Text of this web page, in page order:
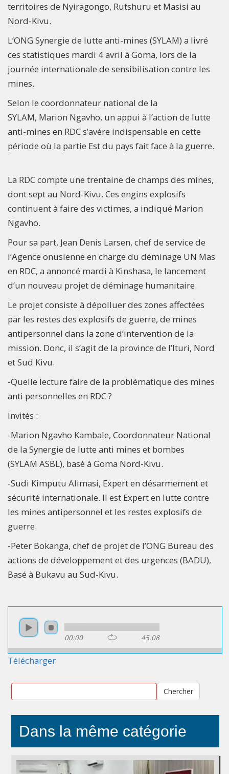
territoires de Nyiragongo, Rutshuru et Masisi au
Nord-Kivu.
L’ONG Synergie de lutte anti-mines (SYLAM) a livré
ces statistiques mardi 4 avril à Goma, lors de la
journée internationale de sensibilisation contre les
mines.
Selon le coordonnateur national de la
SYLAM, Marion Ngavho, un appui à l’action de lutte
anti-mines en RDC s’avère indispensable en cette
période où la partie Est du pays fait face à la guerre.
La RDC compte une trentaine de champs des mines,
dont sept au Nord-Kivu. Ces engins explosifs
continuent à faire des victimes, a indiqué Marion
Ngavho.
Pour sa part, Jean Denis Larsen, chef de service de
l’Agence onusienne en charge du déminage UN Mas
en RDC, a annoncé mardi à Kinshasa, le lancement
d’un nouveau projet de déminage humanitaire.
Le projet consiste à dépolluer des zones affectées
par les restes des explosifs de guerre, de mines
antipersonnel dans la zone d’intervention de la
mission. Donc, il s’agit de la province de l’Ituri, Nord
et Sud Kivu.
-Quelle lecture faire de la problématique des mines
anti personnelles en RDC ?
Invités :
-Marion Ngavho Kambale, Coordonnateur National
de la Synergie de lutte anti mines et bombes
(SYLAM ASBL), basé à Goma Nord-Kivu.
-Sudi Kimputu Alimasi, Expert en désarmement et
sécurité internationale. Il est Expert en lutte contre
les mines antipersonnel et les restes explosifs de
guerre.
-Peter Bokanga, chef de projet de l’ONG Bureau des
actions de développement et des urgences (BADU),
Basé à Bukavu au Sud-Kivu.
00:00 45:08
Télécharger
Chercher
Dans la même catégorie